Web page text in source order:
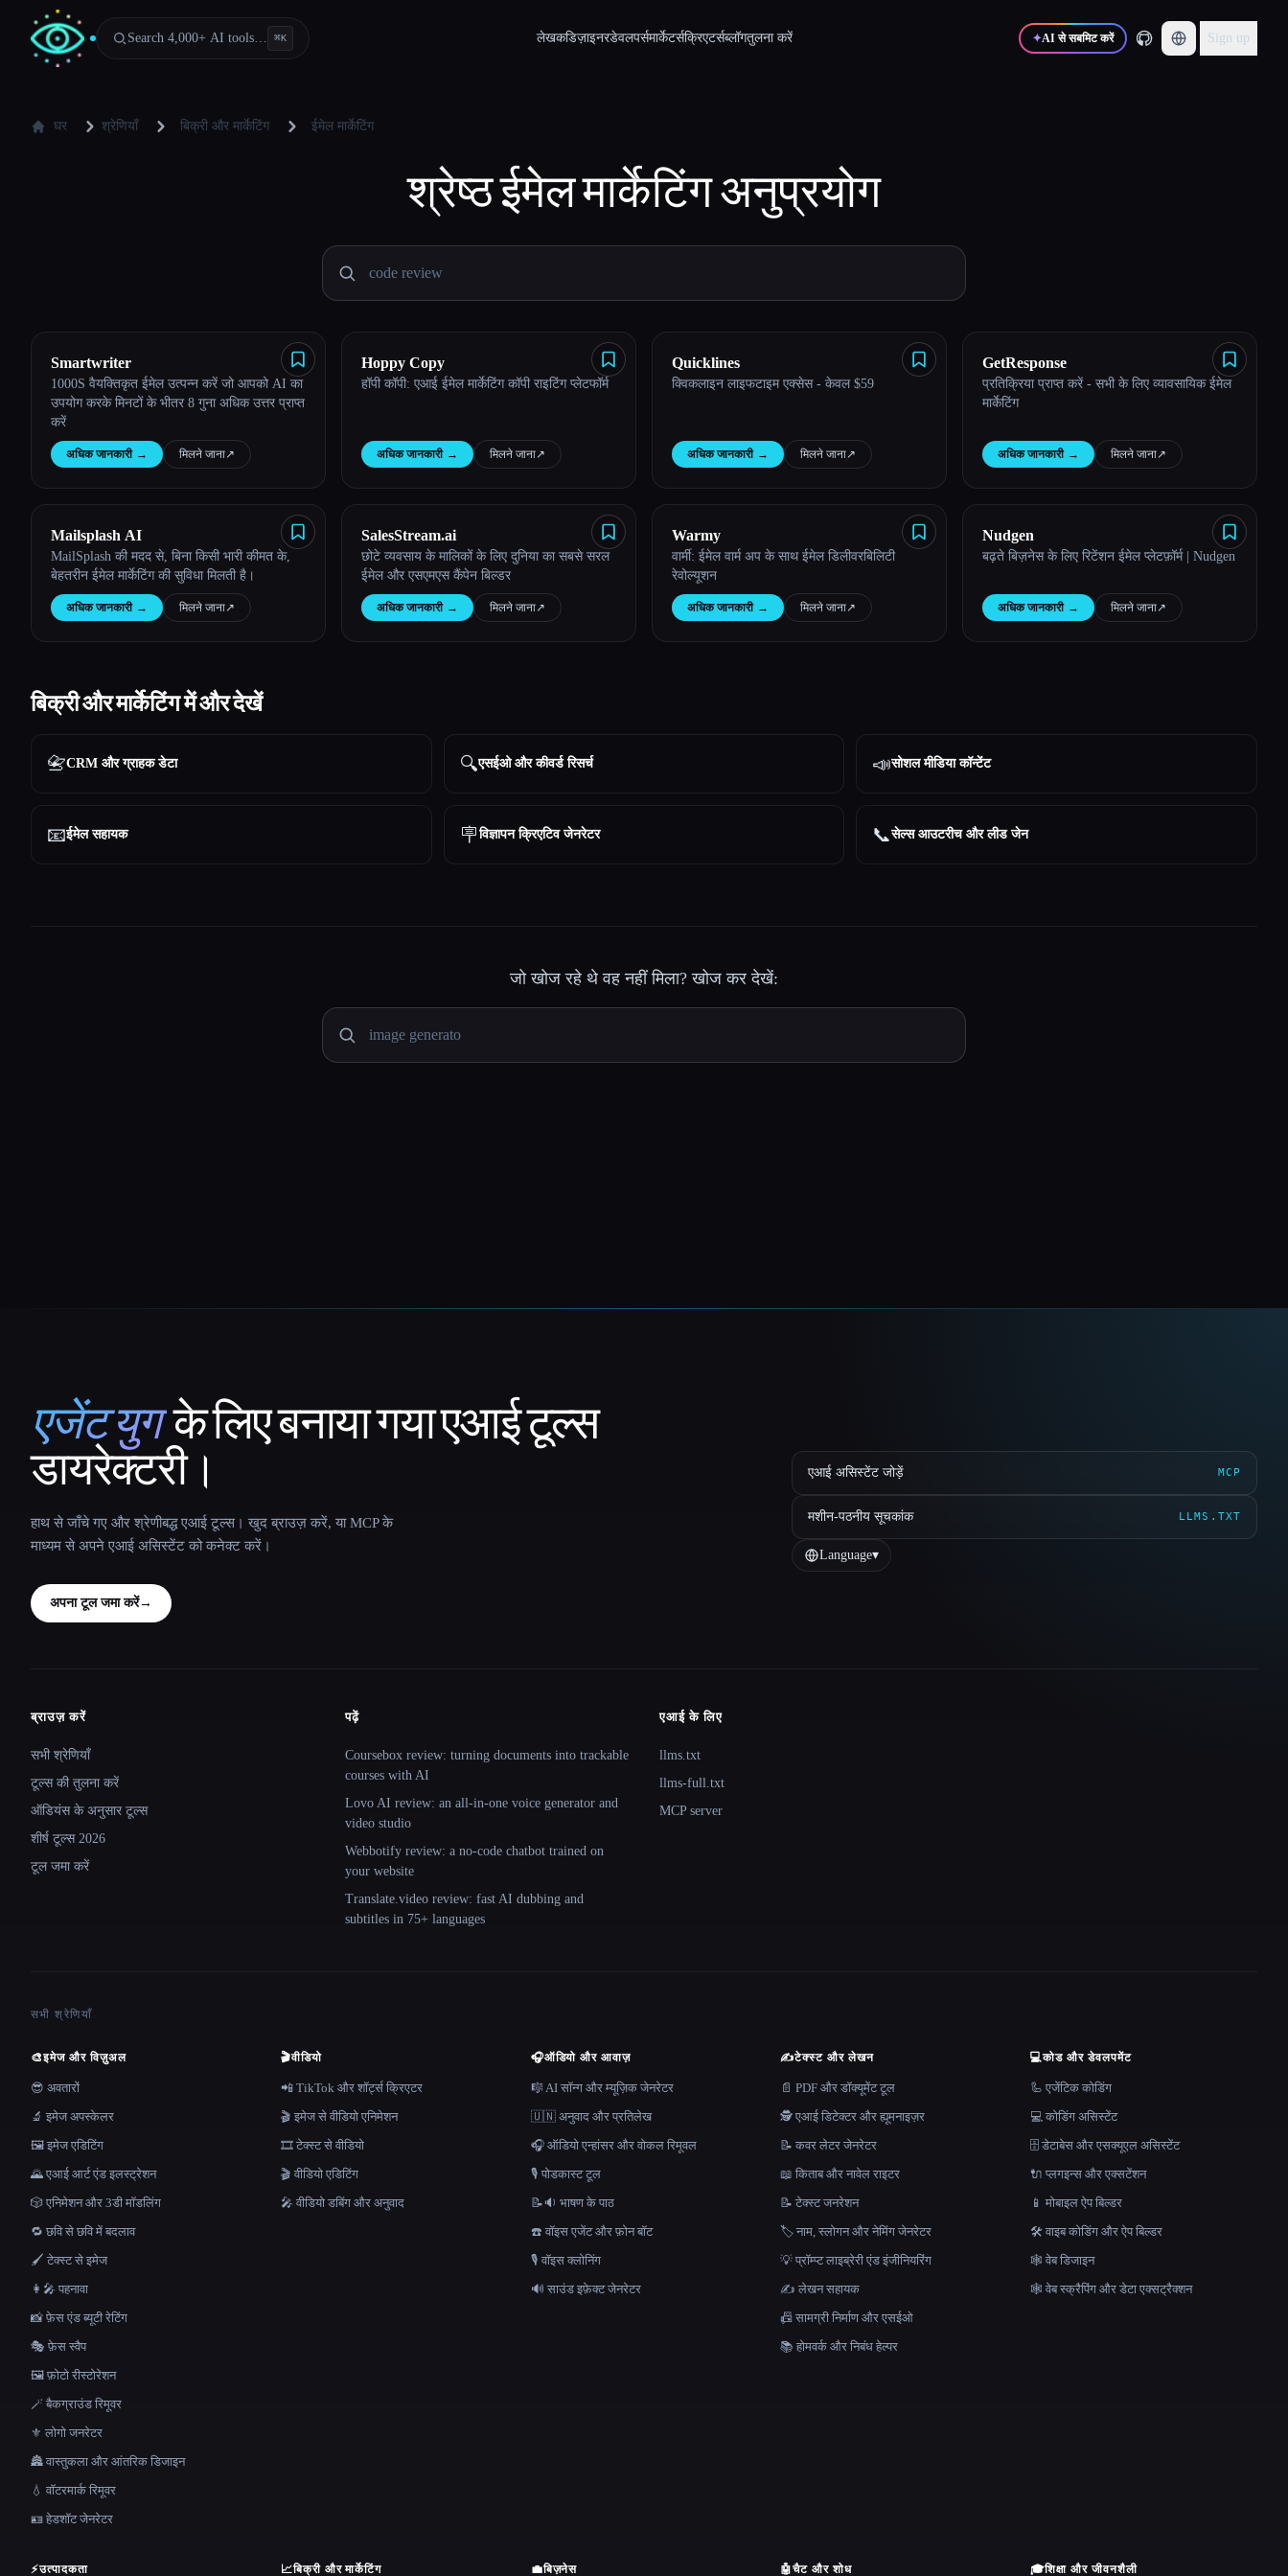
Search 4,000+ AI tools… ⌘K लेखकडिज़ाइनरडेवलपर्समार्केटर्सक्रिएटर्सब्लॉगतुलना करें ✦AI से सबमिट करें Sign up
घर श्रेणियाँ बिक्री और मार्केटिंग ईमेल मार्केटिंग
श्रेष्ठईमेल मार्केटिंगअनुप्रयोग
Smartwriter
1000S वैयक्तिकृत ईमेल उत्पन्न करें जो आपको AI का
उपयोग करके मिनटों के भीतर 8 गुना अधिक उत्तर प्राप्त
करें
अधिक जानकारी → मिलने जाना↗︎
Hoppy Copy
हॉपी कॉपी: एआई ईमेल मार्केटिंग कॉपी राइटिंग प्लेटफॉर्म
अधिक जानकारी → मिलने जाना↗︎
Quicklines
क्विकलाइन लाइफटाइम एक्सेस - केवल $59
अधिक जानकारी → मिलने जाना↗︎
GetResponse
प्रतिक्रिया प्राप्त करें - सभी के लिए व्यावसायिक ईमेल
मार्केटिंग
अधिक जानकारी → मिलने जाना↗︎
Mailsplash AI
MailSplash की मदद से, बिना किसी भारी कीमत के,
बेहतरीन ईमेल मार्केटिंग की सुविधा मिलती है।
अधिक जानकारी → मिलने जाना↗︎
SalesStream.ai
छोटे व्यवसाय के मालिकों के लिए दुनिया का सबसे सरल
ईमेल और एसएमएस कैंपेन बिल्डर
अधिक जानकारी → मिलने जाना↗︎
Warmy
वार्मी: ईमेल वार्म अप के साथ ईमेल डिलीवरबिलिटी
रेवोल्यूशन
अधिक जानकारी → मिलने जाना↗︎
Nudgen
बढ़ते बिज़नेस के लिए रिटेंशन ईमेल प्लेटफ़ॉर्म | Nudgen
अधिक जानकारी → मिलने जाना↗︎
बिक्री और मार्केटिंग में और देखें
📇CRM और ग्राहक डेटा 🔍एसईओ और कीवर्ड रिसर्च 📣सोशल मीडिया कॉन्टेंट
📧ईमेल सहायक 🪧 विज्ञापन क्रिएटिव जेनरेटर 📞सेल्स आउटरीच और लीड जेन
जो खोज रहे थे वह नहीं मिला? खोज कर देखें:
That AI Collection
एजेंट युग के लिए बनाया गया एआई टूल्स
डायरेक्टरी।
हाथ से जाँचे गए और श्रेणीबद्ध एआई टूल्स। खुद ब्राउज़ करें, या MCP के
माध्यम से अपने एआई असिस्टेंट को कनेक्ट करें।
अपना टूल जमा करें→
एआई असिस्टेंट जोड़ें MCP
मशीन-पठनीय सूचकांक LLMS.TXT
Language▾
Site navigation
ब्राउज़ करें
सभी श्रेणियाँ
टूल्स की तुलना करें
ऑडियंस के अनुसार टूल्स
शीर्ष टूल्स 2026
टूल जमा करें
पढ़ें
Coursebox review: turning documents into trackable
courses with AI
Lovo AI review: an all-in-one voice generator and
video studio
Webbotify review: a no-code chatbot trained on
your website
Translate.video review: fast AI dubbing and
subtitles in 75+ languages
एआई के लिए
llms.txt
llms-full.txt
MCP server
सभी श्रेणियाँ
🎨इमेज और विज़ुअल
😎 अवतारों
🔬 इमेज अपस्केलर
🖼️ इमेज एडिटिंग
🌄 एआई आर्ट एंड इलस्ट्रेशन
🎲 एनिमेशन और 3डी मॉडलिंग
🔁 छवि से छवि में बदलाव
🖌️ टेक्स्ट से इमेज
👩‍🎤 पहनावा
📸 फ़ेस एंड ब्यूटी रेटिंग
🎭 फ़ेस स्वैप
🖼️ फ़ोटो रीस्टोरेशन
🪄 बैकग्राउंड रिमूवर
⚜️ लोगो जनरेटर
🏯 वास्तुकला और आंतरिक डिजाइन
💧 वॉटरमार्क रिमूवर
🪪 हेडशॉट जेनरेटर
🎬वीडियो
📲 TikTok और शॉर्ट्स क्रिएटर
🎬 इमेज से वीडियो एनिमेशन
🎞️ टेक्स्ट से वीडियो
🎬 वीडियो एडिटिंग
🎤 वीडियो डबिंग और अनुवाद
🎧ऑडियो और आवाज़
🎼 AI सॉन्ग और म्यूज़िक जेनरेटर
🇺🇳 अनुवाद और प्रतिलेख
🎧 ऑडियो एन्हांसर और वोकल रिमूवल
🎙️ पोडकास्ट टूल
📝🔉 भाषण के पाठ
☎️ वॉइस एजेंट और फ़ोन बॉट
🎙️ वॉइस क्लोनिंग
🔊 साउंड इफ़ेक्ट जेनरेटर
✍️टेक्स्ट और लेखन
📄 PDF और डॉक्यूमेंट टूल
🕵️ एआई डिटेक्टर और ह्यूमनाइज़र
📝 कवर लेटर जेनरेटर
📖 किताब और नावेल राइटर
📝 टेक्स्ट जनरेशन
🏷️ नाम, स्लोगन और नेमिंग जेनरेटर
💡 प्रॉम्प्ट लाइब्रेरी एंड इंजीनियरिंग
✍️ लेखन सहायक
📠 सामग्री निर्माण और एसईओ
📚 होमवर्क और निबंध हेल्पर
💻कोड और डेवलपमेंट
🦾 एजेंटिक कोडिंग
💻 कोडिंग असिस्टेंट
🗄️ डेटाबेस और एसक्यूएल असिस्टेंट
🔌 प्लगइन्स और एक्सटेंशन
📱 मोबाइल ऐप बिल्डर
🛠️ वाइब कोडिंग और ऐप बिल्डर
🕸 वेब डिजाइन
🕸️ वेब स्क्रैपिंग और डेटा एक्सट्रैक्शन
⚡उत्पादकता 📈बिक्री और मार्केटिंग 💼बिज़नेस 🤖चैट और शोध 🎓शिक्षा और जीवनशैली